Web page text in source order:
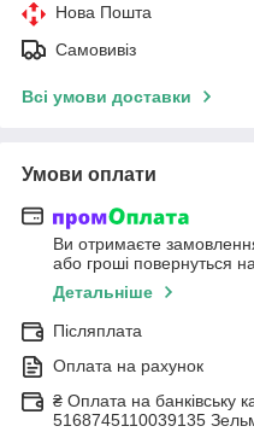
Нова Пошта
Самовивіз
Всі умови доставки
Умови оплати
Ви отримаєте
або гроші повернуться
Детальніше
Післяплата
Оплата на рахунок
₴ Оплата на банківську
5168745110039135